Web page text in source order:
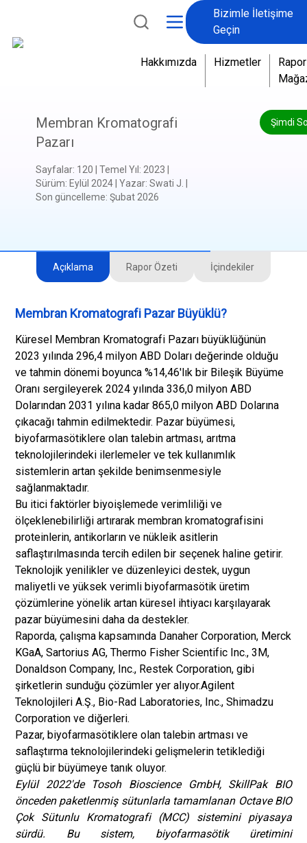
Bizimle İletişime
Geçin
Hakkımızda Hizmetler
Rapor
Şimdi
Membran Kromatografi
Pazarı
Sayfalar: 120 Temel Yıl : 2023
Sürüm: Eylül 2024| Yazar: Swati J.
Son güncelleme: Şubat 2026
Açıklama Rapor Özeti İçindekiler
Membran Kromatografi Pazar Büyüklü?
Küresel Membran Kromatografi Pazarı büyüklüğünün
2023 yılında 296,4 milyon ABD Doları değerinde olduğu
ve tahmin dönemi boyunca %14,46'lık bir Bileşik Büyüme
Oranı sergileyerek 2024 yılında 336,0 milyon ABD
Dolarından 2031 yılına kadar 865,0 milyon ABD Dolarına
çıkacağı tahmin edilmektedir. Pazar büyümesi,
biyofarmasötiklere olan talebin artması, arıtma
teknolojilerindeki ilerlemeler ve tek kullanımlık
sistemlerin artan şekilde benimsenmesiyle
sağlanmaktadır.
Bu itici faktörler biyoişlemede verimliliği ve
ölçeklenebilirliği artırarak membran kromatografisini
proteinlerin, antikorların ve nükleik asitlerin
saflaştırılmasında tercih edilen bir seçenek haline getirir.
Teknolojik yenilikler ve düzenleyici destek, uygun
maliyetli ve yüksek verimli biyofarmasötik üretim
çözümlerine yönelik artan küresel ihtiyacı karşılayarak
pazar büyümesini daha da destekler.
Raporda, çalışma kapsamında Danaher Corporation, Merck
KGaA, Sartorius AG, Thermo Fisher Scientific Inc., 3M,
Donaldson Company, Inc., Restek Corporation, gibi
şirketlerin sunduğu çözümler yer alıyor.Agilent
Teknolojileri A.Ş., Bio-Rad Laboratories, Inc., Shimadzu
Corporation ve diğerleri.
Pazar, biyofarmasötiklere olan talebin artması ve
saflaştırma teknolojilerindeki gelişmelerin tetiklediği
güçlü bir büyümeye tanık oluyor.
Eylül 2022'de Tosoh Bioscience GmbH, SkillPak BIO
önceden paketlenmiş sütunlarla tamamlanan Octave BIO
Çok Sütunlu Kromatografi (MCC) sistemini piyasaya
sürdü. Bu sistem, biyofarmasötik üretimini